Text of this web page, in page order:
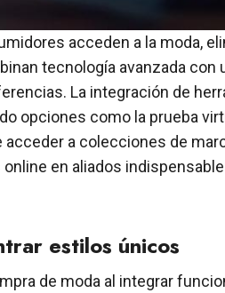
acceden a la moda,
tecnología avanzada con
La integración de
opciones como la prueba
a colecciones de
en aliados
estilos únicos
de moda al integrar